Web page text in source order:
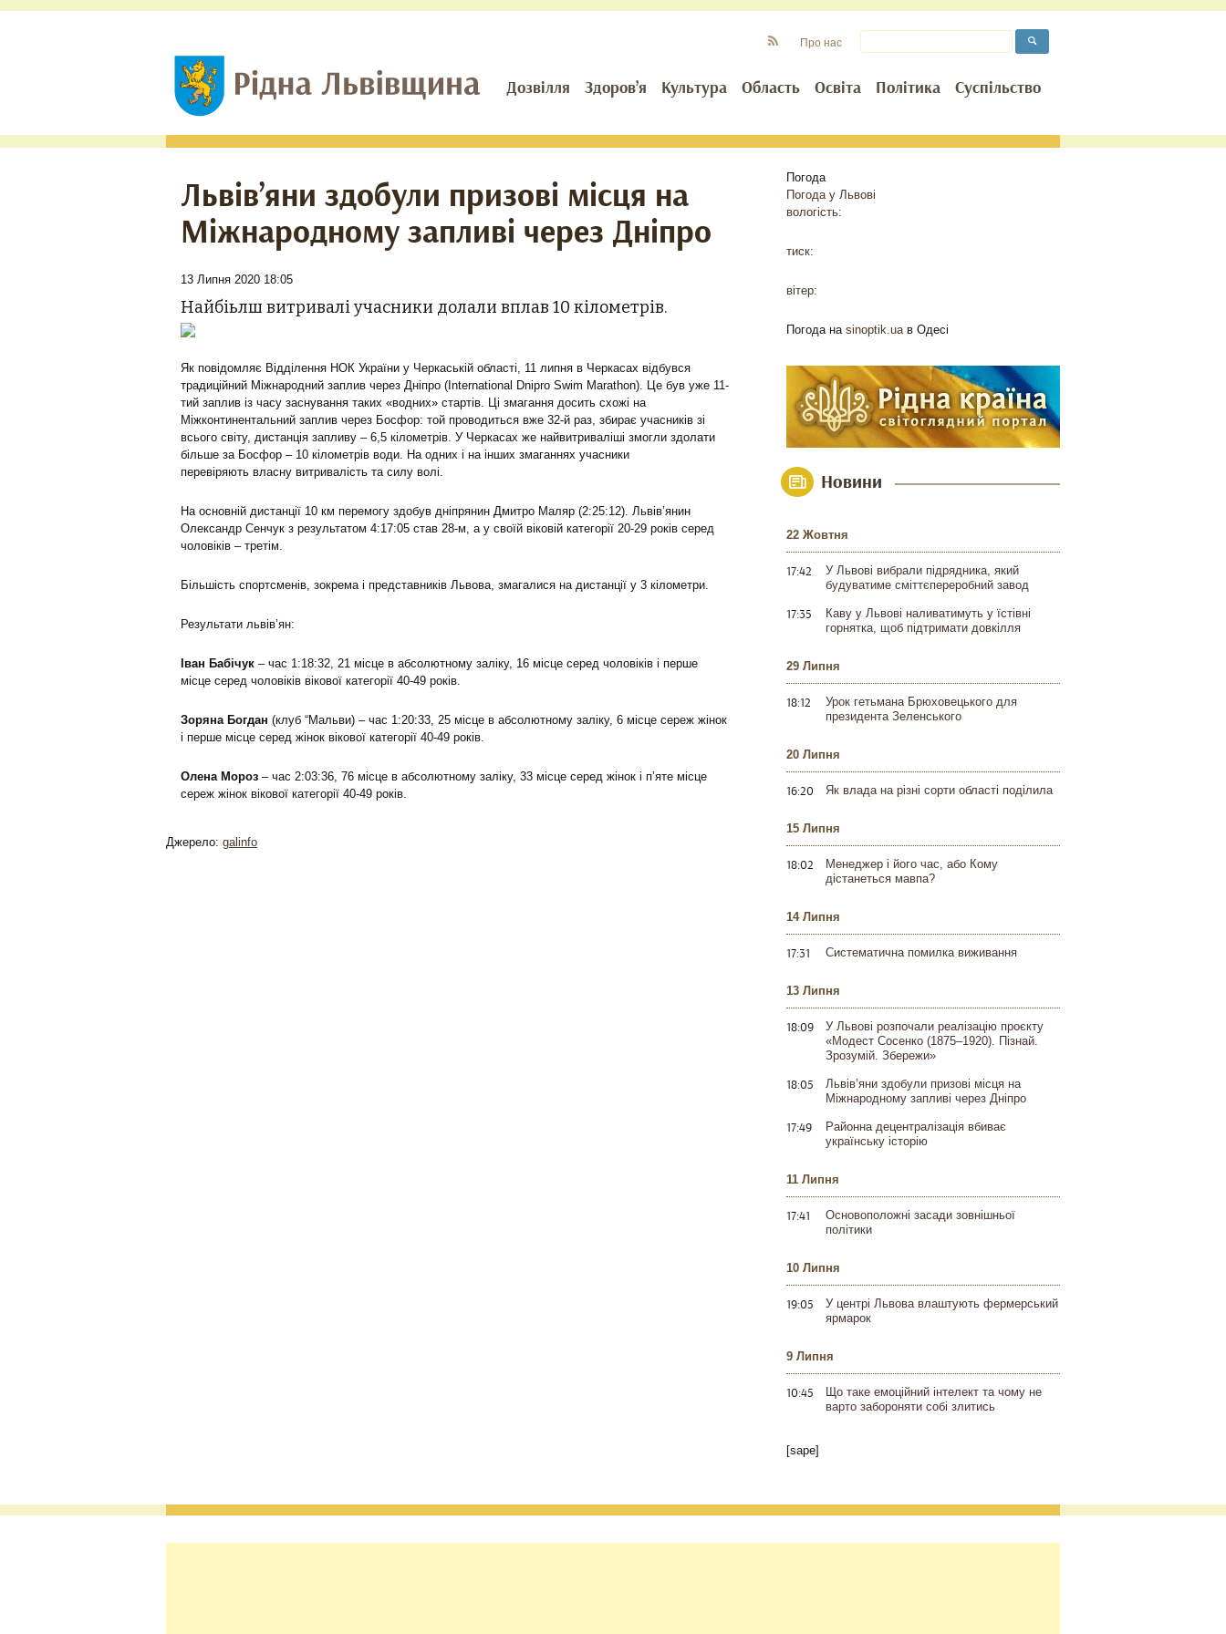
Дозвілля Здоров’я Культура Область Освіта Політика Суспільство
Про нас
Львів’яни здобули призові місця на
Міжнародному запливі через Дніпро
13 Липня 2020 18:05
Найбіьлш витривалі учасники долали вплав 10 кілометрів.
Як повідомляє Відділення НОК України у Черкаській області, 11 липня в Черкасах відбувся
традиційний Міжнародний заплив через Дніпро (International Dnipro Swim Marathon). Це був уже 11-
тий заплив із часу заснування таких «водних» стартів. Ці змагання досить схожі на
Міжконтинентальний заплив через Босфор: той проводиться вже 32-й раз, збирає учасників зі
всього світу, дистанція запливу – 6,5 кілометрів. У Черкасах же найвитриваліші змогли здолати
більше за Босфор – 10 кілометрів води. На одних і на інших змаганнях учасники
перевіряють власну витривалість та силу волі.
На основній дистанції 10 км перемогу здобув дніпрянин Дмитро Маляр (2:25:12). Львів’янин
Олександр Сенчук з результатом 4:17:05 став 28-м, а у своїй віковій категорії 20-29 років серед
чоловіків – третім.
Більшість спортсменів, зокрема і представників Львова, змагалися на дистанції у 3 кілометри.
Результати львів’ян:
Іван Бабічук – час 1:18:32, 21 місце в абсолютному заліку, 16 місце серед чоловіків і перше
місце серед чоловіків вікової категорії 40-49 років.
Зоряна Богдан (клуб “Мальви) – час 1:20:33, 25 місце в абсолютному заліку, 6 місце сереж жінок
і перше місце серед жінок вікової категорії 40-49 років.
Олена Мороз – час 2:03:36, 76 місце в абсолютному заліку, 33 місце серед жінок і п’яте місце
сереж жінок вікової категорії 40-49 років.
Джерело: galinfo
Погода
Погода у Львові
вологість:
тиск:
вітер:
Погода на sinoptik.uaв Одесі
Новини
22 Жовтня
17:42
У Львові вибрали підрядника, який
будуватиме сміттєпереробний завод
17:35
Каву у Львові наливатимуть у їстівні
горнятка, щоб підтримати довкілля
29 Липня
18:12
Урок гетьмана Брюховецького для
президента Зеленського
20 Липня
16:20 Як влада на різні сорти області поділила
15 Липня
18:02
Менеджер і його час, або Кому
дістанеться мавпа?
14 Липня
17:31 Систематична помилка виживання
13 Липня
18:09
У Львові розпочали реалізацію проєкту
«Модест Сосенко (1875–1920). Пізнай.
Зрозумій. Збережи»
18:05
Львів’яни здобули призові місця на
Міжнародному запливі через Дніпро
17:49
Районна децентралізація вбиває
українську історію
11 Липня
17:41
Основоположні засади зовнішньої
політики
10 Липня
19:05
У центрі Львова влаштують фермерський
ярмарок
9 Липня
10:45
Що таке емоційний інтелект та чому не
варто забороняти собі злитись
[sape]